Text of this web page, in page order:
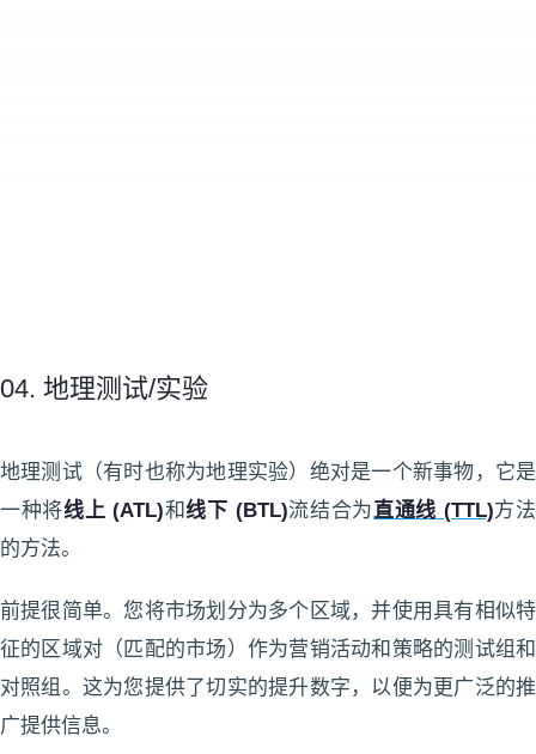
04. 地理测试/实验
地理测试（有时也称为地理实验）绝对是一个新事物，它是
一种将线上 (ATL)和线下 (BTL)流结合为直通线 (TTL)方法
的方法。
前提很简单。您将市场划分为多个区域，并使用具有相似特
征的区域对（匹配的市场）作为营销活动和策略的测试组和
对照组。这为您提供了切实的提升数字，以便为更广泛的推
广提供信息。